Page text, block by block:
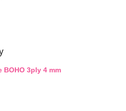
BOHO 3ply 4 mm